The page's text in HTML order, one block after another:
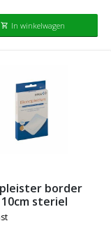
shopping_cart In winkelwagen
10cm steriel